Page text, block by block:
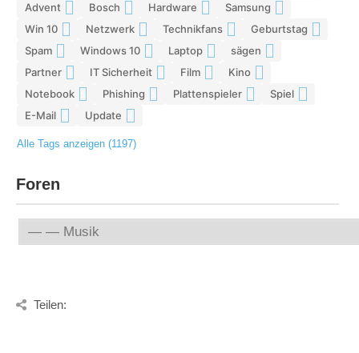
Advent Bosch Hardware Samsung
Win 10 Netzwerk Technikfans Geburtstag
Spam Windows 10 Laptop sägen
Partner IT Sicherheit Film Kino
Notebook Phishing Plattenspieler Spiel
E-Mail Update
Alle Tags anzeigen (1197)
Foren
Teilen: